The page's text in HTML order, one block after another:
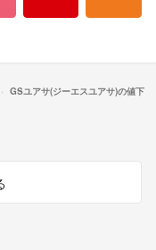
GSユアサ(ジーエスユアサ)の値下